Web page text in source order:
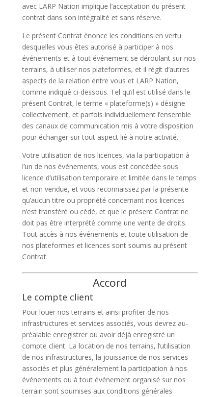
avec LARP Nation implique l’acceptation du présent
contrat dans son intégralité et sans réserve.
Le présent Contrat énonce les conditions en vertu
desquelles vous êtes autorisé à participer à nos
événements et à tout événement se déroulant sur nos
terrains, à utiliser nos plateformes, et il régit d’autres
aspects de la relation entre vous et LARP Nation,
comme indiqué ci-dessous. Tel qu’il est utilisé dans le
présent Contrat, le terme « plateforme(s) » désigne
collectivement, et parfois individuellement l’ensemble
des canaux de communication mis à votre disposition
pour échanger sur tout aspect lié à notre activité.
Votre utilisation de nos licences, via la participation à
l’un de nos événements, vous est concédée sous
licence d’utilisation temporaire et limitée dans le temps
et non vendue, et vous reconnaissez par la présente
qu’aucun titre ou propriété concernant nos licences
n’est transféré ou cédé, et que le présent Contrat ne
doit pas être interprété comme une vente de droits.
Tout accès à nos événements et toute utilisation de
nos plateformes et licences sont soumis au présent
Contrat.
Accord
Le compte client
Pour louer nos terrains et ainsi profiter de nos
infrastructures et services associés, vous devrez au-
préalable enregistrer ou avoir déjà enregistré un
compte client. La location de nos terrains, l’utilisation
de nos infrastructures, la jouissance de nos services
associés et plus généralement la participation à nos
événements ou à tout événement organisé sur nos
terrain sont soumises aux conditions générales